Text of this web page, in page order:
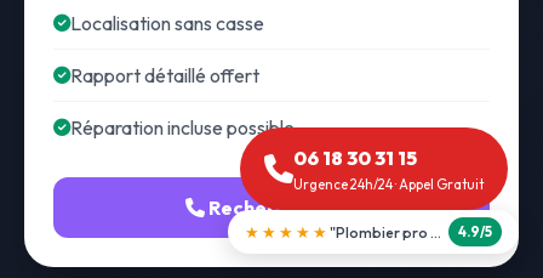
Localisation sans casse
Rapport détaillé offert
Réparation incluse possible
Recherche fuite
06 18 30 31 15
Urgence 24h/24 · Appel Gratuit
★★★★★ "Débouchage WC en 30 min" 5.0/5